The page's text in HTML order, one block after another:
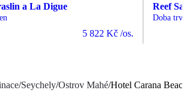
a La Digue
5 822 Kč /os.
Reef
Doba
/Seychely/Ostrov Mahé/Hotel Carana Beach